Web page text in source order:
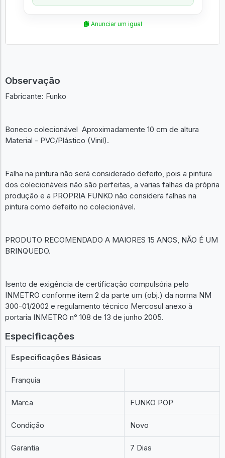
Anunciar um igual
Observação
Fabricante: Funko
Boneco colecionável Aproximadamente 10 cm de altura
Material - PVC/Plástico (Vinil).
Falha na pintura não será considerado defeito, pois a pintura
dos colecionáveis não são perfeitas, a varias falhas da própria
produção e a PROPRIA FUNKO não considera falhas na
pintura como defeito no colecionável.
PRODUTO RECOMENDADO A MAIORES 15 ANOS, NÃO É UM
BRINQUEDO.
Isento de exigência de certificação compulsória pelo
INMETRO conforme item 2 da parte um (obj.) da norma NM
300-01/2002 e regulamento técnico Mercosul anexo à
portaria INMETRO n° 108 de 13 de junho 2005.
Especificações
Especificações Básicas
Franquia
Marca FUNKO POP
Condição Novo
Garantia 7 Dias